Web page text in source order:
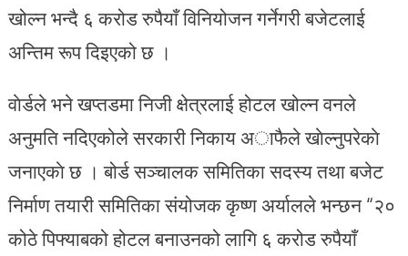
खोल्न भन्दै ६ करोड रुपैयाँ विनियोजन गर्नेगरी बजेटलाई
अन्तिम रूप दिइएको छ ।
वाेर्डले भने खप्तडमा निजी क्षेत्रलाई होटल खोल्न वनले
अनुमति नदिएकोले सरकारी निकाय अाफैले खाेल्नुपरेकाे
जनाएकाे छ । बोर्ड सञ्चालक समितिका सदस्य तथा बजेट
निर्माण तयारी समितिका संयोजक कृष्ण अर्यालले भन्छन “२०
कोठे पिफ्याबको होटल बनाउनको लागि ६ करोड रुपैयाँ